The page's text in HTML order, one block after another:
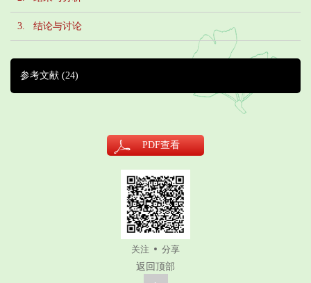
3. 结论与讨论
参考文献 (24)
PDF查看
关注
分享
返回顶部